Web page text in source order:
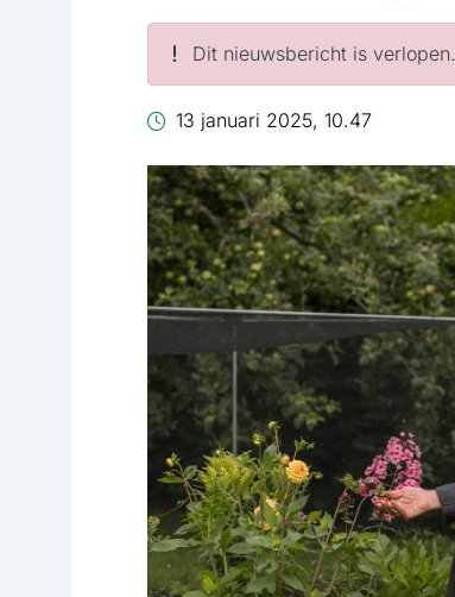
Dit nieuwsbericht is verlopen.
13 januari 2025, 10.47